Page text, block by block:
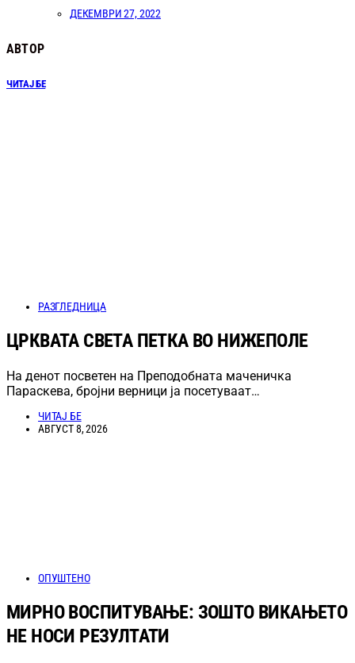
ДЕКЕМВРИ 27, 2022
АВТОР
ЧИТАЈ БЕ
РАЗГЛЕДНИЦА
ЦРКВАТА СВЕТА ПЕТКА ВО НИЖЕПОЛЕ
На денот посветен на Преподобната маченичка
Параскева, бројни верници ја посетуваат…
ЧИТАЈ БЕ
АВГУСТ 8, 2026
ОПУШТЕНО
МИРНО ВОСПИТУВАЊЕ: ЗОШТО ВИКАЊЕТО
НЕ НОСИ РЕЗУЛТАТИ